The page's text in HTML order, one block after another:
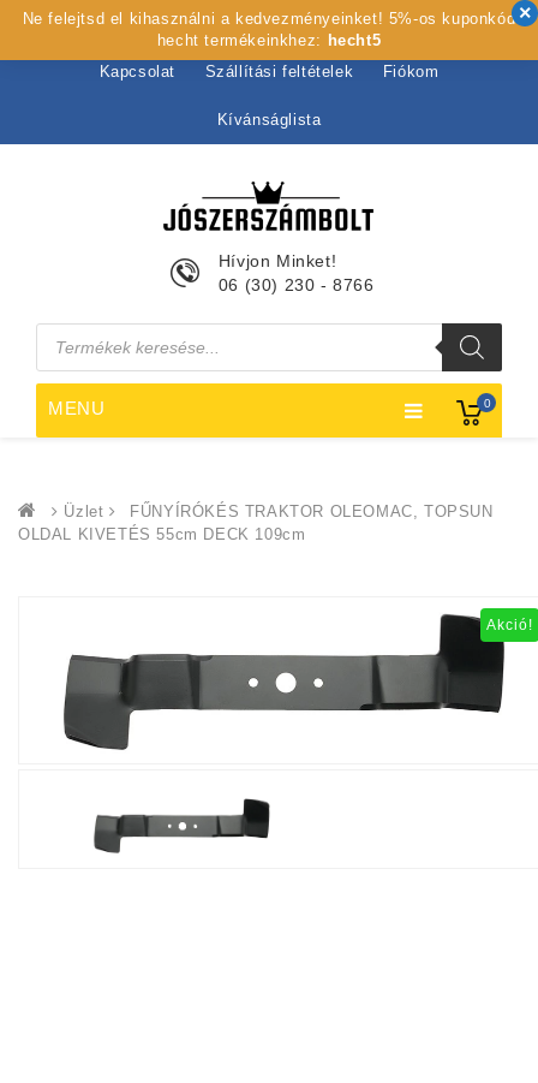
Kezdőlap Rólunk Webshop Szolgáltatások
Kapcsolat Szállítási feltételek Fiókom
Kívánságlista
0
Hívjon Minket!
06 (30) 230 - 8766
Products
search
MENU
Üzlet
FŰNYÍRÓKÉS TRAKTOR OLEOMAC, TOPSUN
OLDAL KIVETÉS 55cm DECK 109cm
Akció!
Ne felejtsd el kihasználni a kedvezményeinket! 5%-os kuponkód
hecht termékeinkhez: hecht5